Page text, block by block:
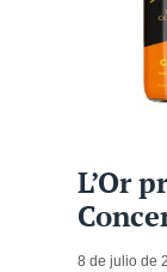
L’Or
8 de julio de